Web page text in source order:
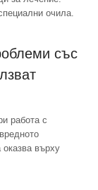
очила.
със
работа с
оказва върху